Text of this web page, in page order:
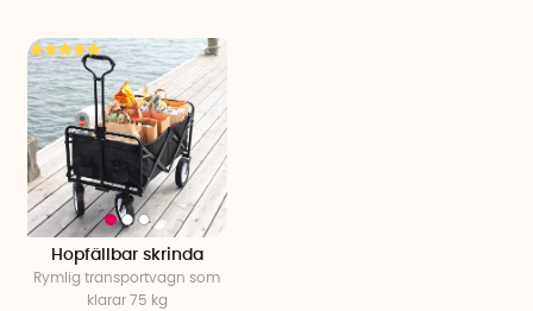
Hopfällbar skrinda
Rymlig transportvagn som
klarar 75 kg